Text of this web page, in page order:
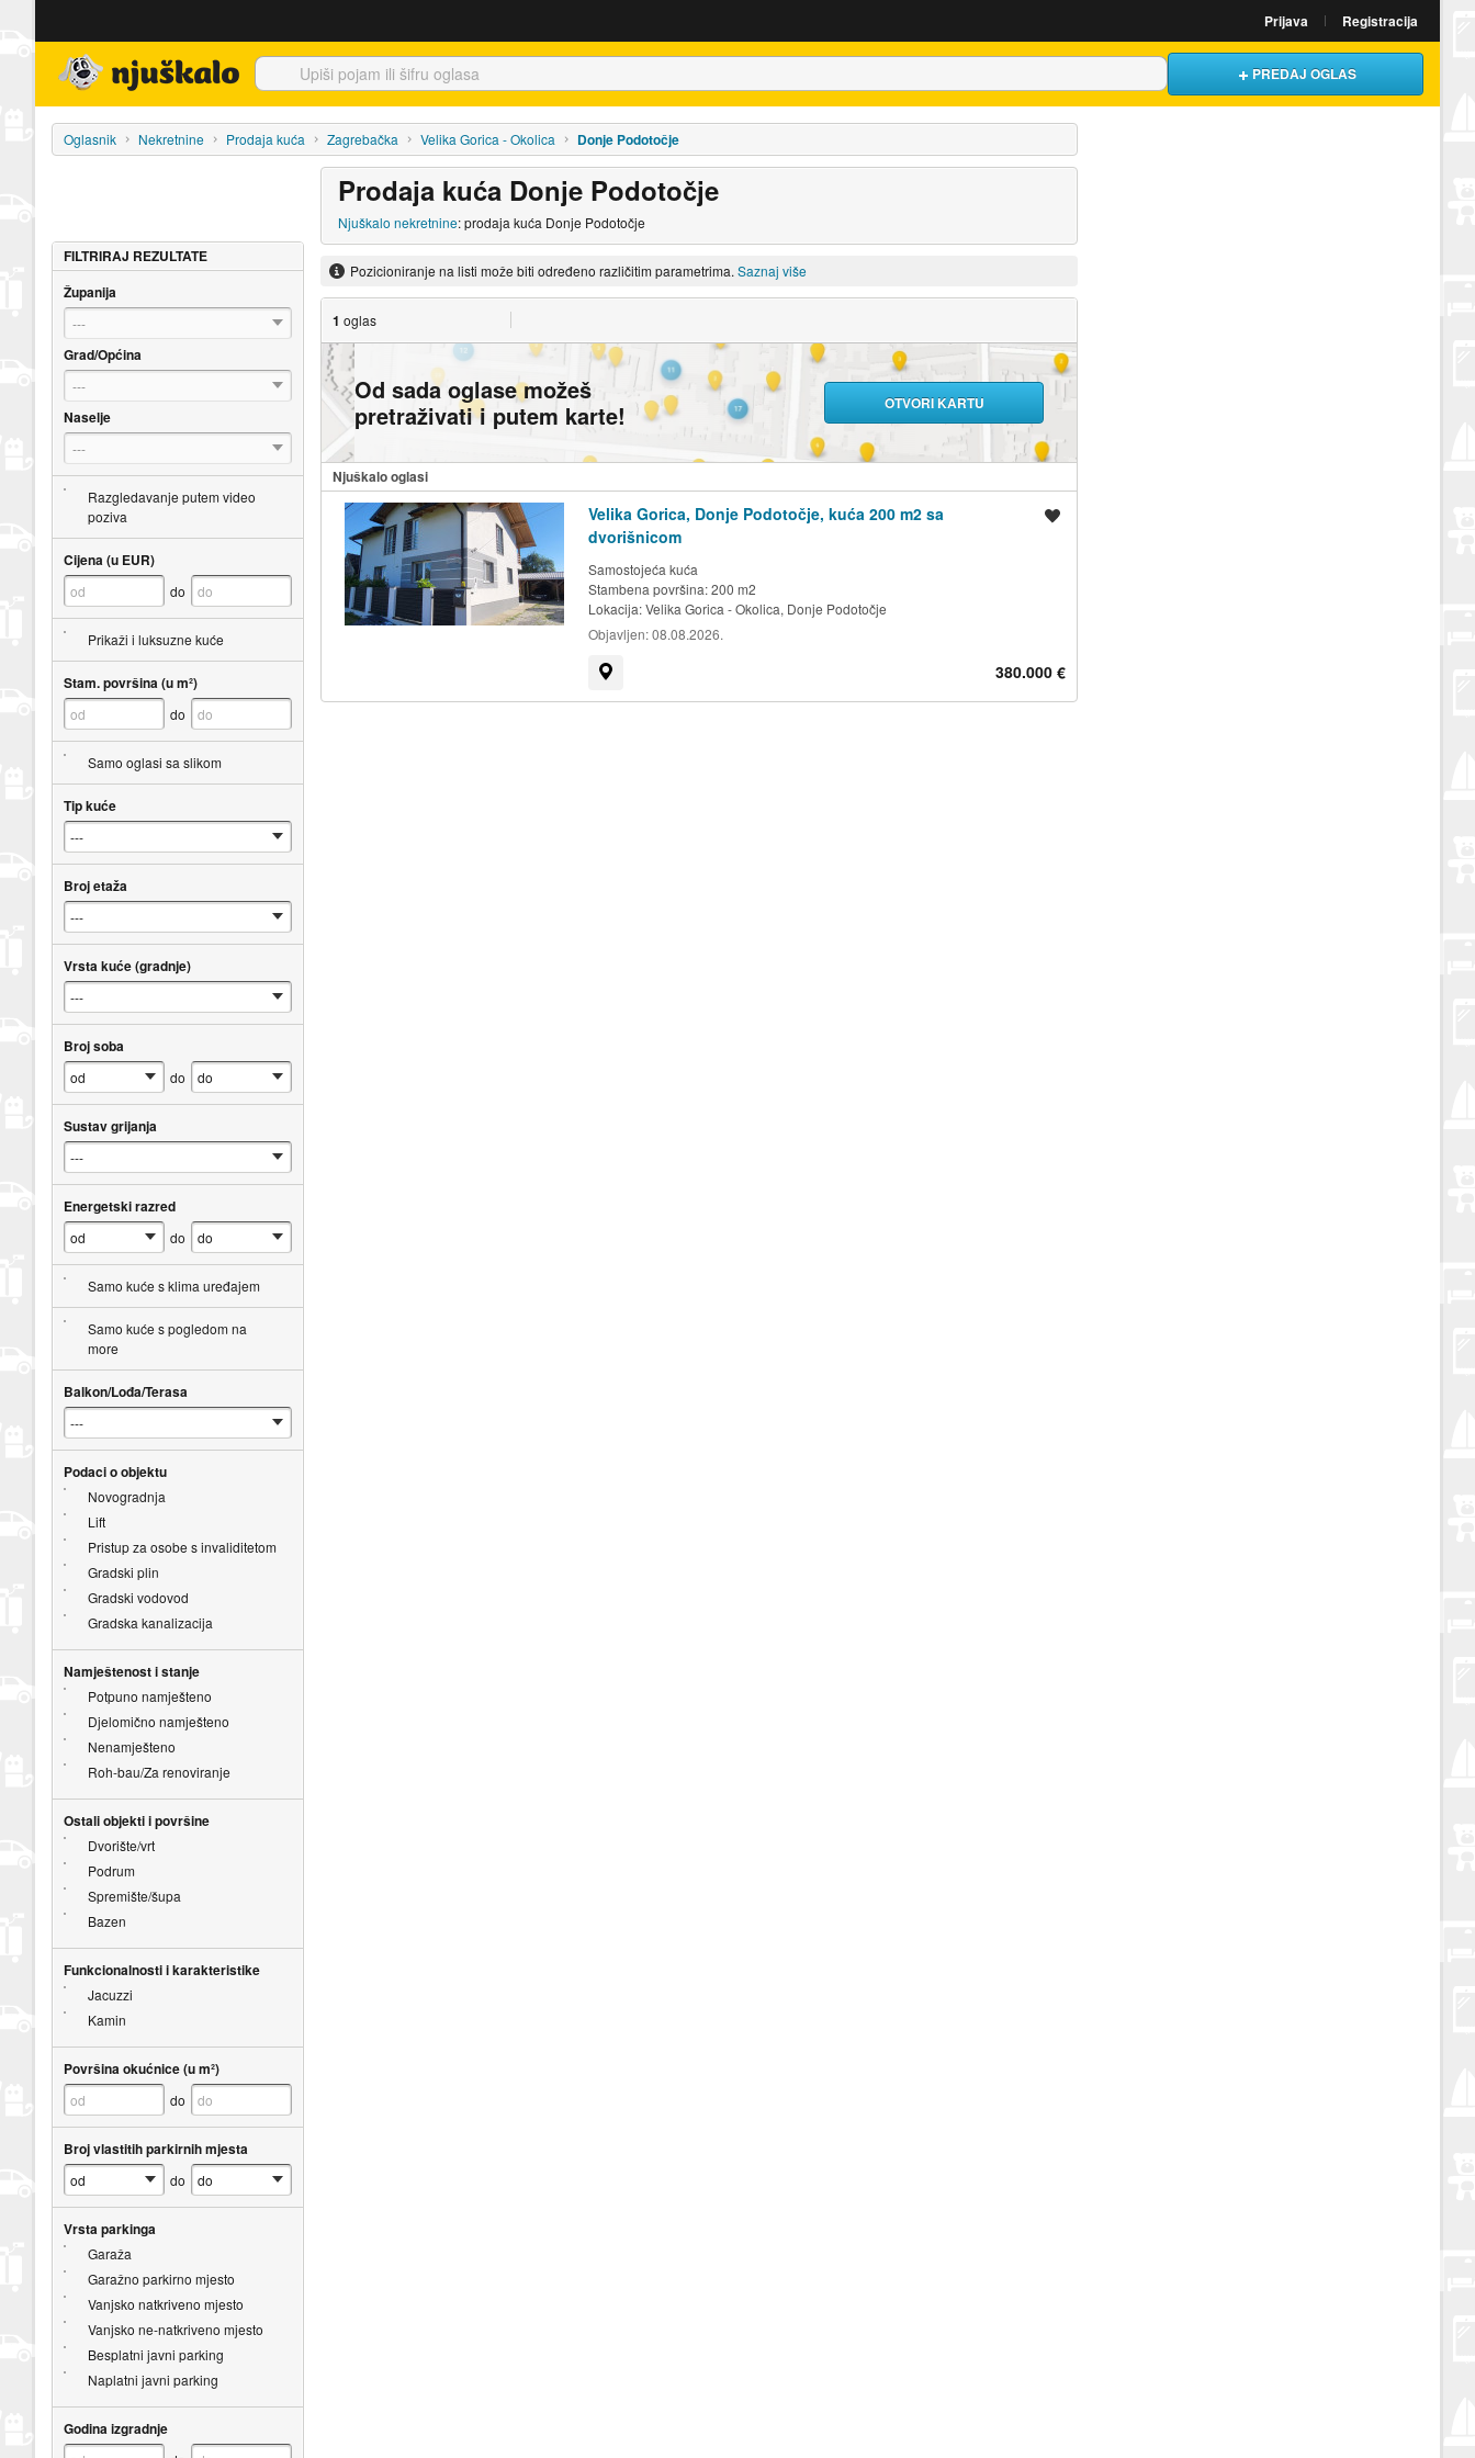
Prijava Registracija
PREDAJ OGLAS
Oglasnik Nekretnine Prodaja kuća Zagrebačka Velika Gorica - Okolica Donje Podotočje
Prodaja kuća Donje Podotočje
Njuškalo nekretnine: prodaja kuća Donje Podotočje
Pozicioniranje na listi može biti određeno različitim parametrima. Saznaj više
1 oglas
Od sada oglase možeš
pretraživati i putem karte!
OTVORI KARTU
Njuškalo oglasi
Velika Gorica, Donje Podotočje, kuća 200 m2 sa
dvorišnicom
Samostojeća kuća
Stambena površina: 200 m2
Lokacija:Velika Gorica - Okolica, Donje Podotočje
Objavljen:08.08.2026.
380.000 €
FILTRIRAJ REZULTATE
Županija
---
Grad/Općina
---
Naselje
---
Razgledavanje putem video
poziva
Cijena (u EUR)
do
Prikaži i luksuzne kuće
Stam. površina (u m²)
do
Samo oglasi sa slikom
Tip kuće
Broj etaža
Vrsta kuće (gradnje)
Broj soba
do
Sustav grijanja
Energetski razred
do
Samo kuće s klima uređajem
Samo kuće s pogledom na
more
Balkon/Lođa/Terasa
Podaci o objektu
Novogradnja
Lift
Pristup za osobe s invaliditetom
Gradski plin
Gradski vodovod
Gradska kanalizacija
Namještenost i stanje
Potpuno namješteno
Djelomično namješteno
Nenamješteno
Roh-bau/Za renoviranje
Ostali objekti i površine
Dvorište/vrt
Podrum
Spremište/šupa
Bazen
Funkcionalnosti i karakteristike
Jacuzzi
Kamin
Površina okućnice (u m²)
do
Broj vlastitih parkirnih mjesta
do
Vrsta parkinga
Garaža
Garažno parkirno mjesto
Vanjsko natkriveno mjesto
Vanjsko ne-natkriveno mjesto
Besplatni javni parking
Naplatni javni parking
Godina izgradnje